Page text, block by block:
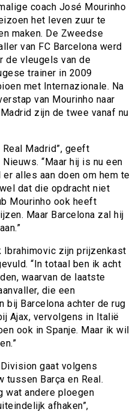
coach José Mourinho
het leven zuur te
maken. De Zweedse
van FC Barcelona werd
de vleugels van de
trainer in 2009
met Internazionale. Na
van Mourinho naar
zijn de twee vanaf nu
Madrid”, geeft
“Maar hij is nu een
alles aan doen om hem te
dat die opdracht niet
Mourinho ook heeft
Maar Barcelona zal hij
zijn prijzenkast
“In totaal ben ik acht
waarvan de laatste
die een
Barcelona achter de rug
Ajax, vervolgens in Italië
ook in Spanje. Maar ik wil
gaat volgens
tussen Barça en Real.
wat andere ploegen
afhaken”,